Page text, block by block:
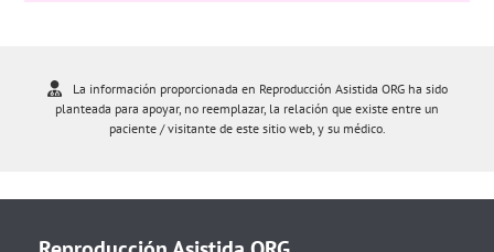
La información proporcionada en Reproducción Asistida ORG ha sido
planteada para apoyar, no reemplazar, la relación que existe entre un
paciente / visitante de este sitio web, y su médico.